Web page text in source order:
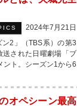
2024年7月21日
2」（TBS系）の第3
された日曜劇場「ブ
ント。シーズン1から6
オペシーン最高